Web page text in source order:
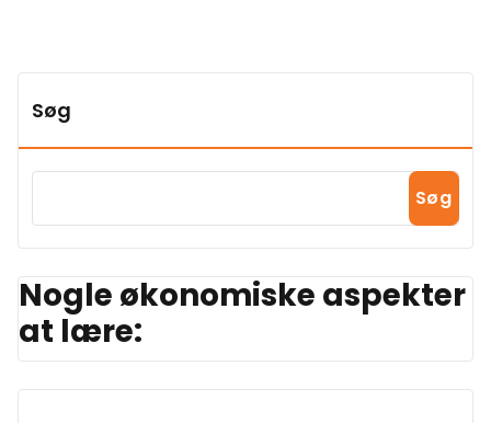
Søg
Søg
Nogle økonomiske aspekter
at lære: